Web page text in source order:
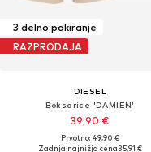
3 delno pakiranje
RAZPRODAJA
DIESEL
Boksarice 'DAMIEN'
39,90 €
Prvotno: 49,90 €
Zadnja najnižja cena35,91 €